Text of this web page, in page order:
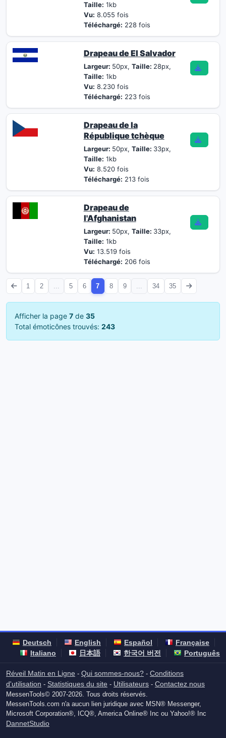
Taille: 1kb
Vu: 8.055 fois
Téléchargé: 228 fois
Drapeau de El Salvador
Largeur: 50px, Taille: 28px,
Taille: 1kb
Vu: 8.230 fois
Téléchargé: 223 fois
Drapeau de la
République tchèque
Largeur: 50px, Taille: 33px,
Taille: 1kb
Vu: 8.520 fois
Téléchargé: 213 fois
Drapeau de
l'Afghanistan
Largeur: 50px, Taille: 33px,
Taille: 1kb
Vu: 13.519 fois
Téléchargé: 206 fois
1 2 5 6 7 8 9 34 35
Afficher la page 7 de 35
Total émoticônes trouvés: 243
Deutsch English Español
Française
Italiano
日本語 한국어 버전 Português
Réveil Matin en Ligne - Qui sommes-nous? - Conditions
d'utilisation - Statistiques du site - Utilisateurs - Contactez nous
MessenTools© 2007-2026. Tous droits réservés.
MessenTools.com n'a aucun lien juridique avec MSN® Messenger,
Microsoft Corporation®, ICQ®, America Online® Inc ou Yahoo!® Inc
DannetStudio